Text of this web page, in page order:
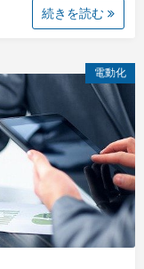
続きを読む
電動化